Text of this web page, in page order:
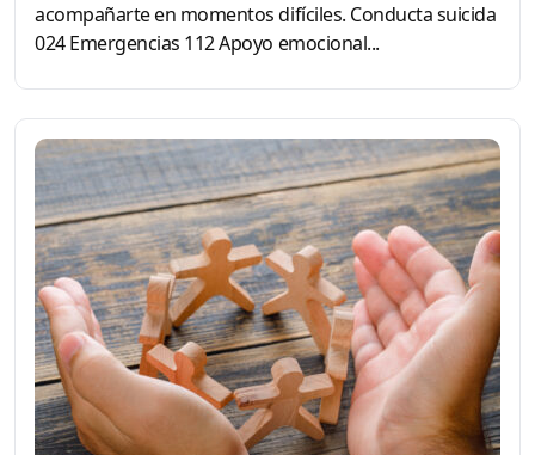
acompañarte en momentos difíciles. Conducta suicida
024 Emergencias 112 Apoyo emocional...